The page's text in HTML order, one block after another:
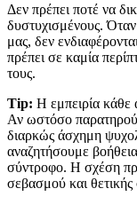
Δεν πρέπει ποτέ να
δυστυχισμένους.
μας, δεν
πρέπει σε καμία
τους.
Tip: Η εμπειρία κάθε
Αν ωστόσο
διαρκώς άσχημη
αναζητήσουμε
σύντροφο. Η σχέση
σεβασμού και